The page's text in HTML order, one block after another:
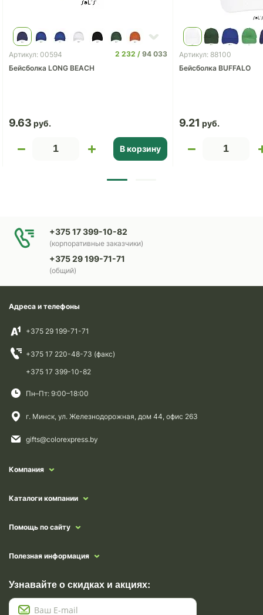
Артикул: 00594 2 232
94 033
Бейсболка LONG BEACH
9.63
В корзину
Артикул: 88100
Бейсболка BUFFALO
9.21
+375 17 399-10-82
(корпоративные заказчики)
+375 29 199-71-71
(общий)
Адреса и телефоны
+375 29 199-71-71
+375 17 220-48-73 (факс)
+375 17 399-10-82
Пн–Пт: 9:00–18:00
г. Минск, ул. Железнодорожная, дом 44, офис 263
gifts@colorexpress.by
Компания
Каталоги компании
Помощь по сайту
Полезная информация
Узнавайте о скидках и акциях: